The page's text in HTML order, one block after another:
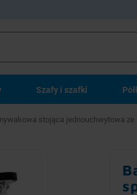
Szafy i szafki
stojąca jednouchwytowa